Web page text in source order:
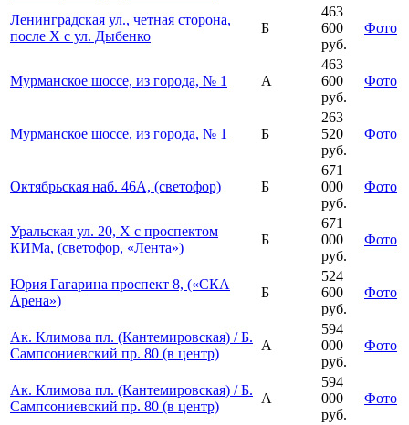
Ленинградская ул., четная сторона,
после Х с ул. Дыбенко
Б
463
600
руб.
Фото
Мурманское шоссе, из города, № 1 А
463
600
руб.
Фото
Мурманское шоссе, из города, № 1 Б
263
520
руб.
Фото
Октябрьская наб. 46А, (светофор) Б
671
000
руб.
Фото
Уральская ул. 20, Х с проспектом
КИМа, (светофор, «Лента»)
Б
671
000
руб.
Фото
Юрия Гагарина проспект 8, («СКА
Арена»)
Б
524
600
руб.
Фото
Ак. Климова пл. (Кантемировская) / Б.
Сампсониевский пр. 80 (в центр)
А
594
000
руб.
Фото
Ак. Климова пл. (Кантемировская) / Б.
Сампсониевский пр. 80 (в центр)
А
594
000
руб.
Фото